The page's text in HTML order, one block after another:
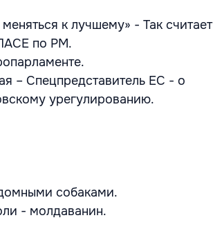
к лучшему» - Так считает
по РМ.
– Спецпредставитель ЕС - о
урегулированию.
собаками.
- молдаванин.